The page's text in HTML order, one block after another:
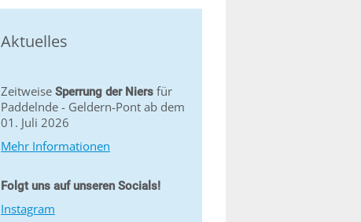
Aktuelles
Zeitweise Sperrung der Niers für
Paddelnde - Geldern-Pont ab dem
01. Juli 2026
Mehr Informationen
Folgt uns auf unseren Socials!
Instagram